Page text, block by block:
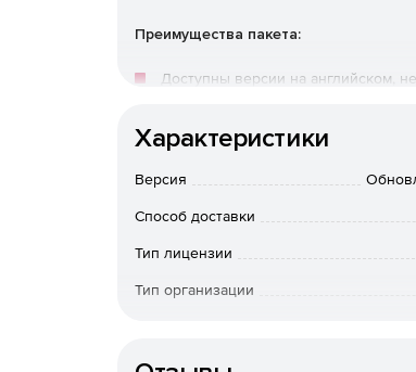
Преимущества пакета:
Доступны версии на английском,
Приоритетная поддержка –
Эксклюзивное обучение для
Характеристики
Версия
Способ доставки
Тип лицензии
Тип организации